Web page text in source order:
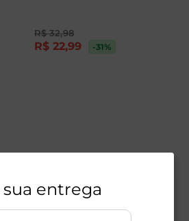
R$ 32,98
R$ 22,99 -31%
entrega